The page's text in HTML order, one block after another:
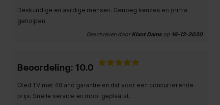
Deskundige en aardige mensen. Genoeg keuzes en prima
geholpen.
Geschreven door Klant Damsop 16-12-2020
Beoordeling: 10.0
Oled TV met 48 and garantie en dat voor een concurrerende
prijs. Snelle service en mooi geplaatst.